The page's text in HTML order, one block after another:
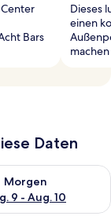
Bars
Dieses
einen
Daten
Aug. 8 - Aug. 9.
Morgen
9 - Aug. 10
Verfügbarkeit